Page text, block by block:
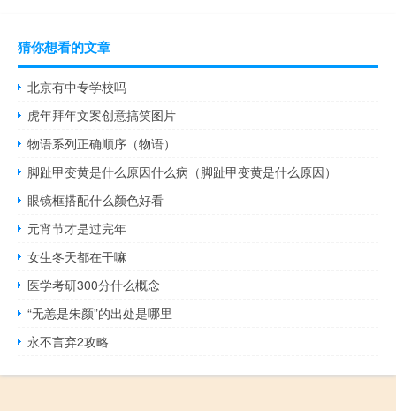
猜你想看的文章
北京有中专学校吗
虎年拜年文案创意搞笑图片
物语系列正确顺序（物语）
脚趾甲变黄是什么原因什么病（脚趾甲变黄是什么原因）
眼镜框搭配什么颜色好看
元宵节才是过完年
女生冬天都在干嘛
医学考研300分什么概念
“无恙是朱颜”的出处是哪里
永不言弃2攻略